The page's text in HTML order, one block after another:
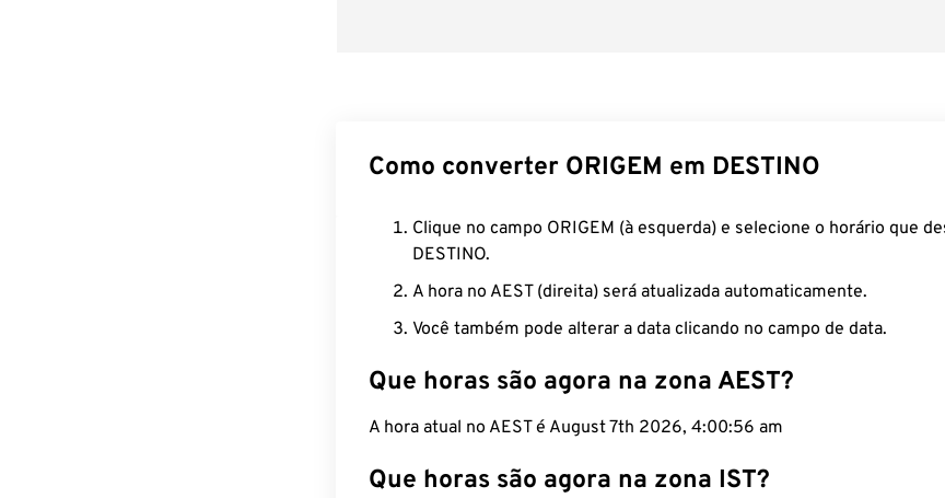
Como converter ORIGEM em DESTINO
Clique no campo ORIGEM (à esquerda) e selecione o horário que
DESTINO.
A hora no AEST (direita) será atualizada automaticamente.
Você também pode alterar a data clicando no campo de data.
Que horas são agora na zona AEST?
A hora atual no AEST é August 7th 2026, 4:00:57 am
Que horas são agora na zona IST?